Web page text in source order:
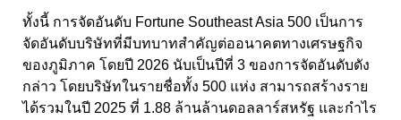
ทั้งนี้ การจัดอันดับ Fortune Southeast Asia 500 เป็นการ
จัดอันดับบริษัทที่มีบทบาทสำคัญต่ออนาคตทางเศรษฐกิจ
ของภูมิภาค โดยปี 2026 นับเป็นปีที่ 3 ของการจัดอันดับดัง
กล่าว โดยบริษัทในรายชื่อทั้ง 500 แห่ง สามารถสร้างราย
ได้รวมในปี 2025 ที่ 1.88 ล้านล้านดอลลาร์สหรัฐ และกำไร